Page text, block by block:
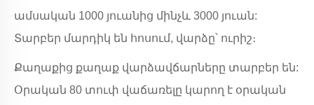
ամսական 1000 յուանից մինչև 3000 յուան:
Տարբեր մարդիկ են հոսում, վարձը՝ ուրիշ։
Քաղաքից քաղաք վարձավճարները տարբեր են:
Օրական 80 տուփ վաճառելը կարող է օրական